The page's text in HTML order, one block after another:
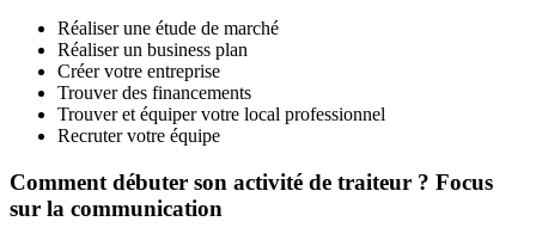
Réaliser une étude de marché
Réaliser un business plan
Créer votre entreprise
Trouver des financements
Trouver et équiper votre local professionnel
Recruter votre équipe
Comment débuter son activité de traiteur ? Focus
sur la communication